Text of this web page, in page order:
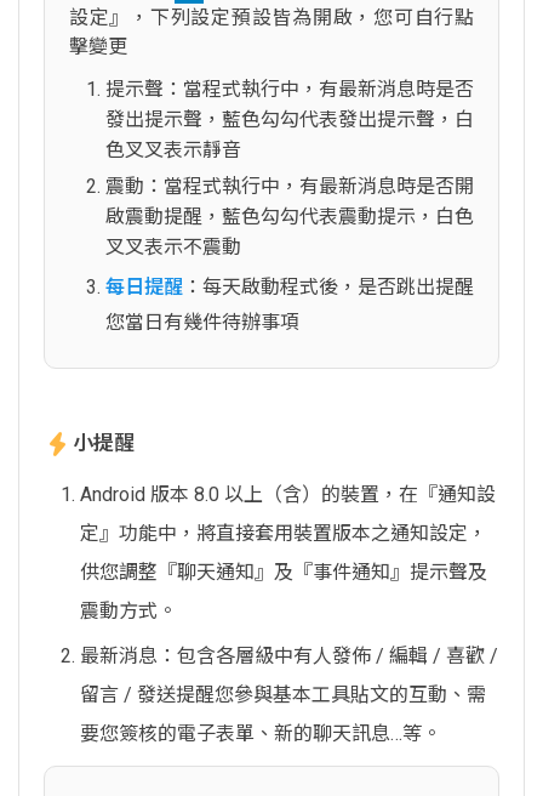
設定』，下列設定預設皆為開啟，您可自行點
擊變更
提示聲：當程式執行中，有最新消息時是否
發出提示聲，藍色勾勾代表發出提示聲，白
色叉叉表示靜音
震動：當程式執行中，有最新消息時是否開
啟震動提醒，藍色勾勾代表震動提示，白色
叉叉表示不震動
每日提醒 ：每天啟動程式後，是否跳出提醒
您當日有幾件待辦事項
小提醒
Android 版本 8.0 以上（含）的裝置，在『通知設
定』功能中，將直接套用裝置版本之通知設定，
供您調整『聊天通知』及『事件通知』提示聲及
震動方式。
最新消息：包含各層級中有人發佈 / 編輯 / 喜歡 /
留言 / 發送提醒您參與基本工具貼文的互動、需
要您簽核的電子表單、新的聊天訊息…等。